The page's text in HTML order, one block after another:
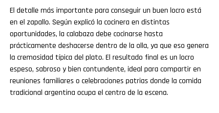
El detalle más importante para conseguir un buen locro está
en el zapallo. Según explicó la cocinera en distintas
oportunidades, la calabaza debe cocinarse hasta
prácticamente deshacerse dentro de la olla, ya que eso genera
la cremosidad típica del plato. El resultado final es un locro
espeso, sabroso y bien contundente, ideal para compartir en
reuniones familiares o celebraciones patrias donde la comida
tradicional argentina ocupa el centro de la escena.